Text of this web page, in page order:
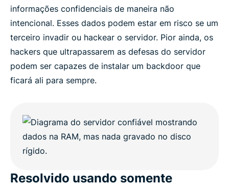
informações confidenciais de maneira não
intencional. Esses dados podem estar em risco se um
terceiro invadir ou hackear o servidor. Pior ainda, os
hackers que ultrapassarem as defesas do servidor
podem ser capazes de instalar um backdoor que
ficará ali para sempre.
Resolvido usando somente